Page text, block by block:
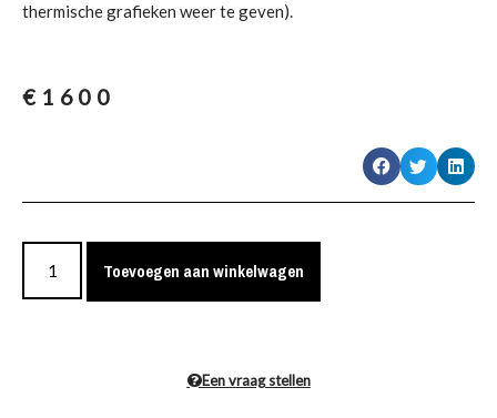
thermische grafieken weer te geven).
€ 1600
Toevoegen aan winkelwagen
Een vraag stellen